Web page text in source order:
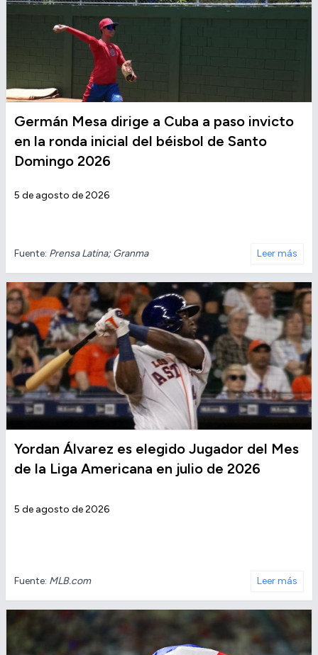
Germán Mesa dirige a Cuba a paso invicto
en la ronda inicial del béisbol de Santo
Domingo 2026
5 de agosto de 2026
Fuente: Prensa Latina; Granma Leer más
Yordan Álvarez es elegido Jugador del Mes
de la Liga Americana en julio de 2026
5 de agosto de 2026
Fuente: MLB.com Leer más